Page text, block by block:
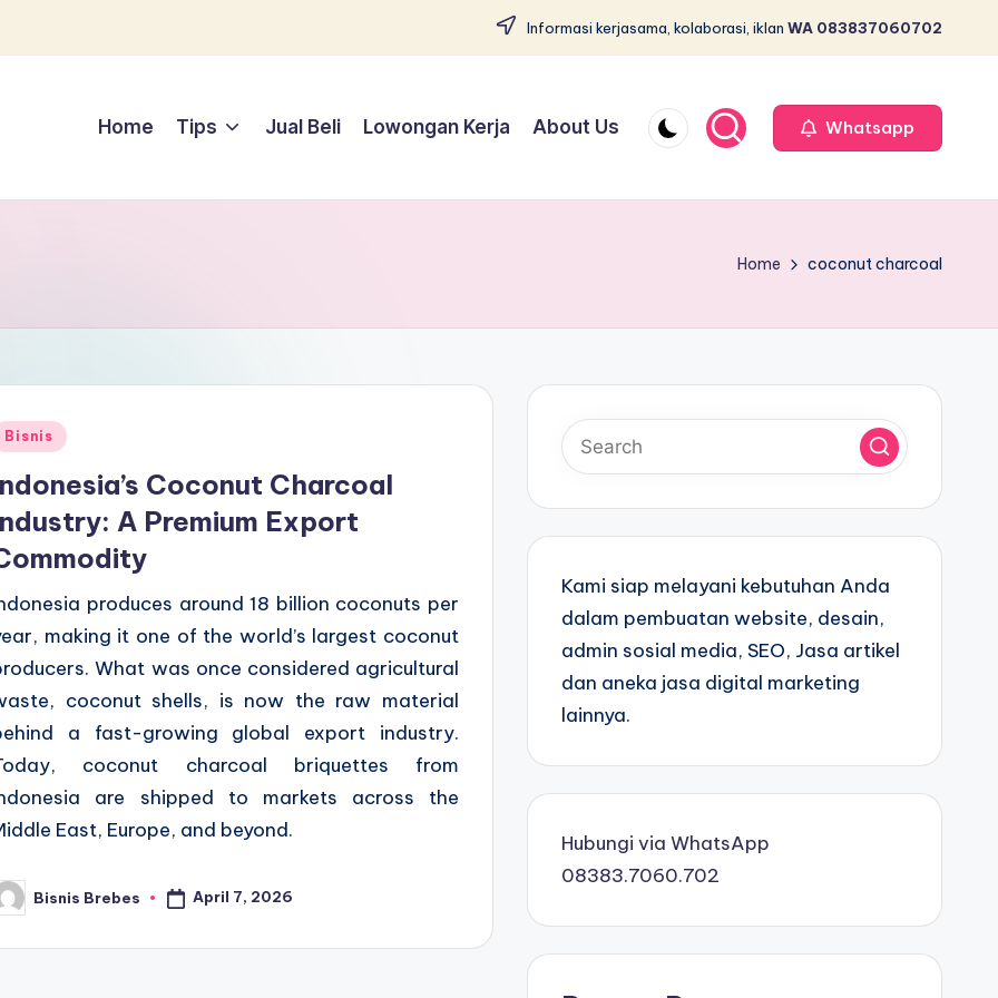
Informasi kerjasama, kolaborasi, iklan WA 083837060702
Home Tips Jual Beli Lowongan Kerja About Us Whatsapp
Home coconut charcoal
Bisnis
Coconut Charcoal
A Premium Export
produces around 18 billion coconuts per
making it one of the world’s largest coconut
What was once considered agricultural
coconut shells, is now the raw material
a fast-growing global export industry.
coconut charcoal briquettes from
are shipped to markets across the
East, Europe, and beyond.
Bisnis Brebes April 7, 2026
Kami siap melayani kebutuhan Anda
dalam pembuatan website, desain,
admin sosial media, SEO, Jasa artikel
dan aneka jasa digital marketing
lainnya.
Hubungi via WhatsApp
08383.7060.702